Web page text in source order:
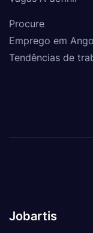
Procure
Emprego em
Tendências de
Jobartis